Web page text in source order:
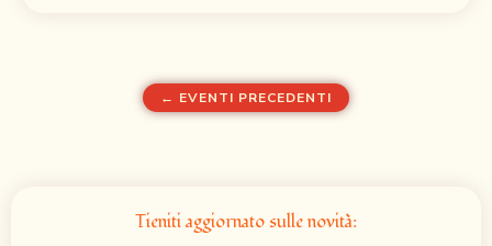
Tieniti aggiornato sulle novità: